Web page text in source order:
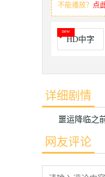
不能播放？ 点
HD中字
详细剧情
噩运降临之
网友评论